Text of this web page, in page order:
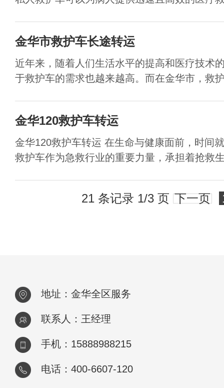
金华市救护车长途转运
近年来，随着人们生活水平的提高和医疗技术
于救护车的需求也越来越高。而在金华市，救
金华120救护车转运
金华120救护车转运 在生命与健康面前，时间
救护车作为急救行业的重要力量，承担着抢救
21 条记录 1/3 页 下一页
地址：金华全区服务
联系人：王经理
手机：15888988215
电话：400-6607-120